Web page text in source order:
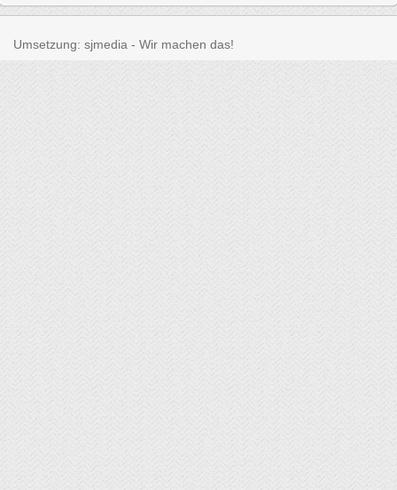
Umsetzung: sjmedia - Wir machen das!